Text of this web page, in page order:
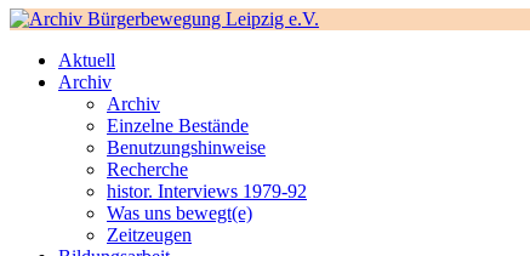
Aktuell
Archiv
Archiv
Einzelne Bestände
Benutzungshinweise
Recherche
histor. Interviews 1979-92
Was uns bewegt(e)
Zeitzeugen